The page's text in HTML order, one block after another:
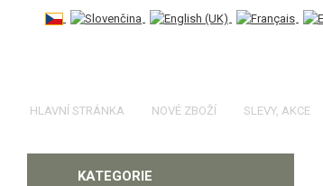
HLAVNÍ STRÁNKA NOVÉ ZBOŽÍ SLEVY, AKCE
KATEGORIE